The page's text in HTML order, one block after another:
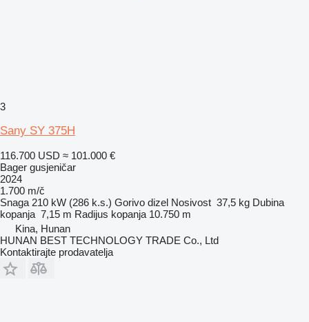
3
Sany SY 375H
116.700 USD ≈ 101.000 €
Bager gusjeničar
2024
1.700 m/č
Snaga 210 kW (286 k.s.) Gorivo dizel Nosivost 37,5 kg Dubina
kopanja 7,15 m Radijus kopanja 10.750 m
Kina, Hunan
HUNAN BEST TECHNOLOGY TRADE Co., Ltd
Kontaktirajte prodavatelja